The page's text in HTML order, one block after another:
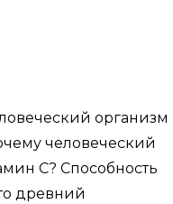
организм
человеческий
С? Способность
древний